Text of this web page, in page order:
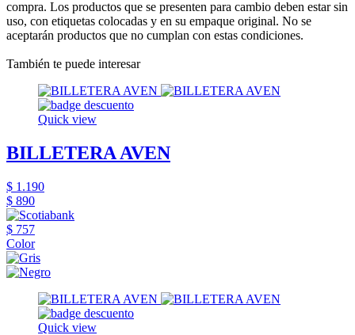
compra. Los productos que se presenten para cambio deben estar sin
uso, con etiquetas colocadas y en su empaque original. No se
aceptarán productos que no cumplan con estas condiciones.
También te puede interesar
Quick view
BILLETERA AVEN
$ 1.190
$ 890
$ 757
Color
Quick view